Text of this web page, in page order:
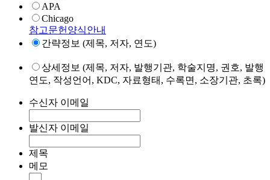
APA
Chicago
참고문헌양식안내
간략정보 (제목, 저자, 연도)
상세정보 (제목, 저자, 발행기관, 학술지명, 권호, 발행
연도, 작성언어, KDC, 자료형태, 수록면, 소장기관, 초록)
수신자 이메일
발신자 이메일
제목
메모